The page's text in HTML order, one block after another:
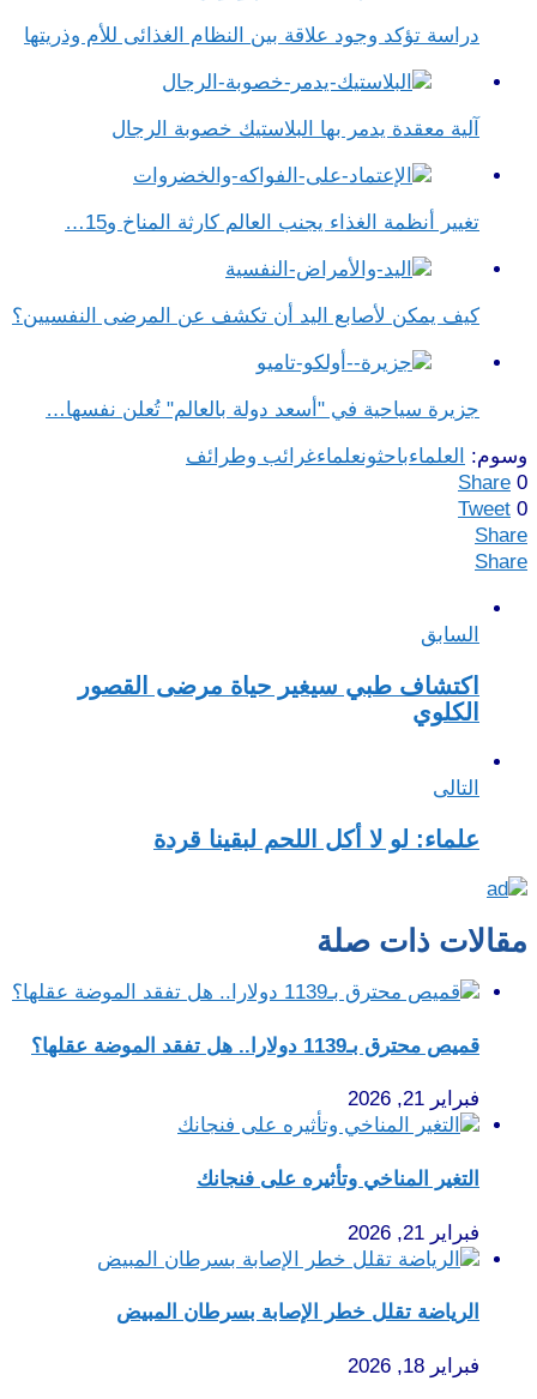
دراسة تؤكد وجود علاقة بين النظام الغذائى للأم وذريتها
آلية معقدة يدمر بها البلاستيك خصوبة الرجال
تغيير أنظمة الغذاء يجنب العالم كارثة المناخ و15…
كيف يمكن لأصابع اليد أن تكشف عن المرضى النفسيين؟
جزيرة سياحية في "أسعد دولة بالعالم" تُعلن نفسها…
وسوم: العلماءباحثونعلماءغرائب وطرائف
Share 0
Tweet 0
Share
Share
السابق
اكتشاف طبي سيغير حياة مرضى القصور
الكلوي
التالى
علماء: لو لا أكل اللحم لبقينا قردة
مقالات ذات صلة
قميص محترق بـ1139 دولارا.. هل تفقد الموضة عقلها؟
فبراير 21, 2026
التغير المناخي وتأثيره على فنجانك
فبراير 21, 2026
الرياضة تقلل خطر الإصابة بسرطان المبيض
فبراير 18, 2026